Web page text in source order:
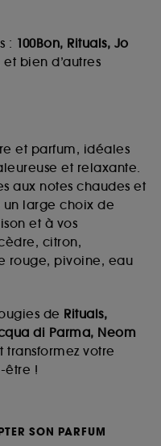
: 100Bon, Rituals, Jo
et bien d’autres
et parfum, idéales
et relaxante.
aux notes chaudes et
un large choix de
et à vos
citron,
rouge, pivoine, eau
de Rituals,
di Parma, Neom
transformez votre
être !
SON PARFUM